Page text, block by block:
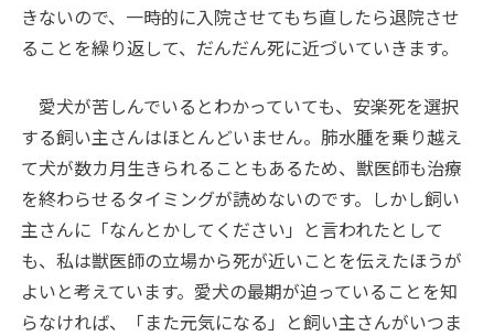
きないので、一時的に入院させてもち直したら退院させ
ることを繰り返して、だんだん死に近づいていきます。
愛犬が苦しんでいるとわかっていても、安楽死を選択
する飼い主さんはほとんどいません。肺水腫を乗り越え
て犬が数カ月生きられることもあるため、獣医師も治療
を終わらせるタイミングが読めないのです。しかし飼い
主さんに「なんとかしてください」と言われたとして
も、私は獣医師の立場から死が近いことを伝えたほうが
よいと考えています。愛犬の最期が迫っていることを知
らなければ、「また元気になる」と飼い主さんがいつま